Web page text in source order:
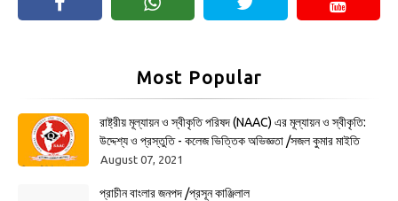
Most Popular
রাষ্ট্রীয় মূল্যায়ন ও স্বীকৃতি পরিষদ (NAAC) এর মূল্যায়ন ও স্বীকৃতি:
উদ্দেশ্য ও প্রস্তুতি - কলেজ ভিত্তিক অভিজ্ঞতা /সজল কুমার মাইতি
August 07, 2021
প্রাচীন বাংলার জনপদ /প্রসূন কাঞ্জিলাল